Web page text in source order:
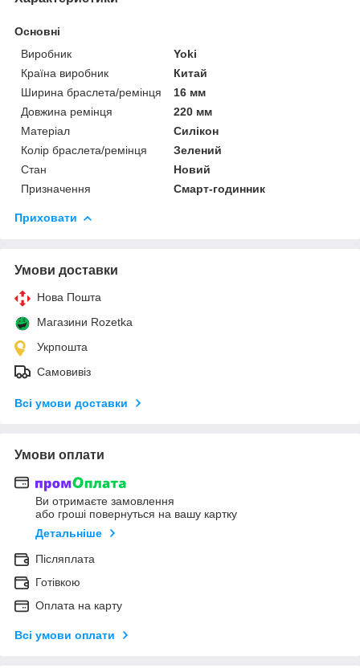
Основні
Виробник
Yoki
Країна виробник
Китай
Ширина браслета/ремінця
16 мм
Довжина ремінця
220 мм
Матеріал
Силікон
Колір браслета/ремінця
Зелений
Стан
Новий
Призначення
Смарт-годинник
Приховати
Умови доставки
Нова Пошта
Магазини Rozetka
Укрпошта
Самовивіз
Всі умови доставки
Умови оплати
Ви отримаєте замовлення
або гроші повернуться на вашу картку
Детальніше
Післяплата
Готівкою
Оплата на карту
Всі умови оплати